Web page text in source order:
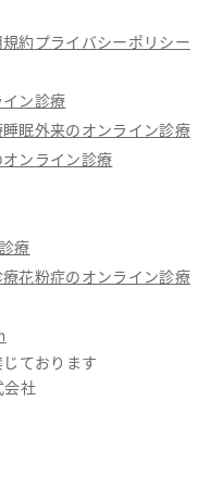
約プライバシーポリシー
ン診療
睡眠外来のオンライン診療
ンライン診療
療
療花粉症のオンライン診療
ております
社